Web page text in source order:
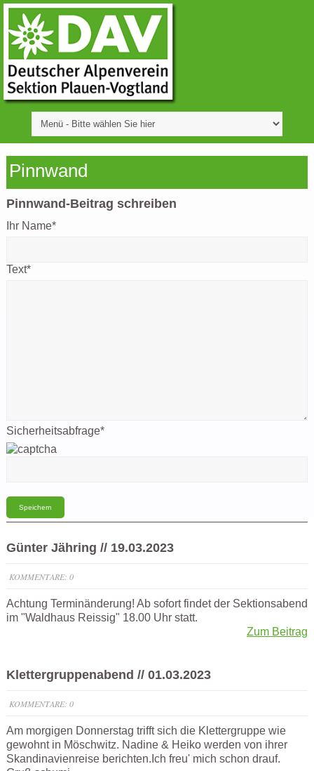
Pinnwand
Pinnwand-Beitrag schreiben
Ihr Name*
Text*
Sicherheitsabfrage*
Günter Jähring // 19.03.2023
KOMMENTARE: 0
Achtung Terminänderung! Ab sofort findet der Sektionsabend
im "Waldhaus Reissig" 18.00 Uhr statt.
Zum Beitrag
Klettergruppenabend // 01.03.2023
KOMMENTARE: 0
Am morgigen Donnerstag trifft sich die Klettergruppe wie
gewohnt in Möschwitz. Nadine & Heiko werden von ihrer
Skandinavienreise berichten.Ich freu' mich schon drauf.